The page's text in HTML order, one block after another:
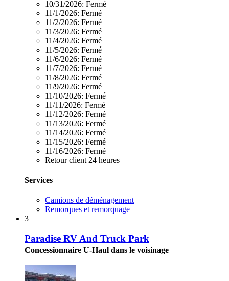
10/31/2026: Fermé
11/1/2026: Fermé
11/2/2026: Fermé
11/3/2026: Fermé
11/4/2026: Fermé
11/5/2026: Fermé
11/6/2026: Fermé
11/7/2026: Fermé
11/8/2026: Fermé
11/9/2026: Fermé
11/10/2026: Fermé
11/11/2026: Fermé
11/12/2026: Fermé
11/13/2026: Fermé
11/14/2026: Fermé
11/15/2026: Fermé
11/16/2026: Fermé
Retour client 24 heures
Services
Camions de déménagement
Remorques et remorquage
3
Paradise RV And Truck Park
Concessionnaire U-Haul dans le voisinage